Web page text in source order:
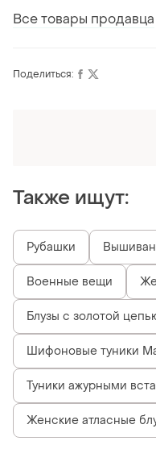
Все товары продавца
Поделиться:
Также ищут:
Рубашки
Военные вещи
Блузы с золотой
Шифоновые туники
Туники ажурными
Женские атласные